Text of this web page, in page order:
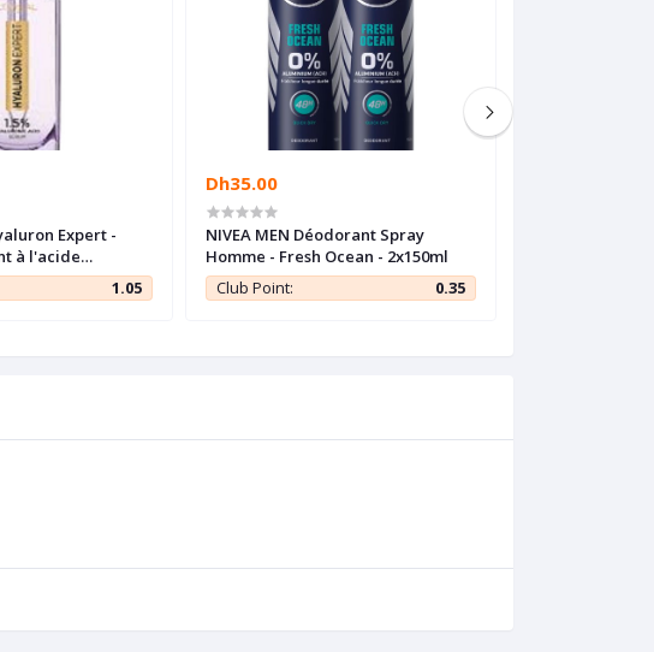
Expert -
à l'acide
1.05
Dh35.00
NIVEA MEN Déodorant Spray
Homme - Fresh Ocean - 2x150ml
Club Point:
0.35